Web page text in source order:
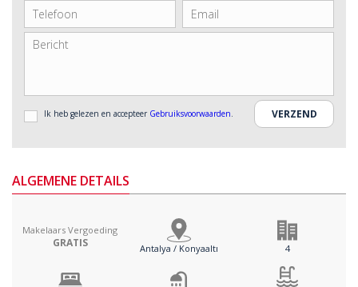
Ik heb gelezen en accepteer Gebruiksvoorwaarden.
ALGEMENE DETAILS
Makelaars Vergoeding
GRATIS Antalya / Konyaaltı 4